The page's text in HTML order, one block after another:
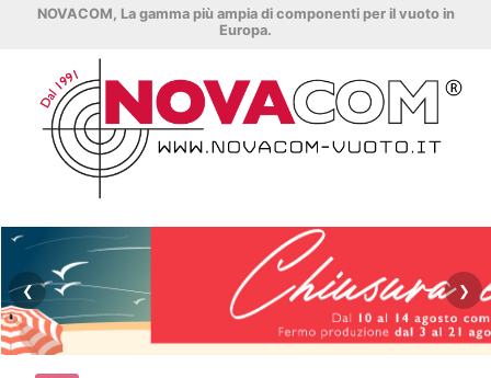
NOVACOM, La gamma più ampia di componenti per il vuoto in
Europa.
❮ ❯